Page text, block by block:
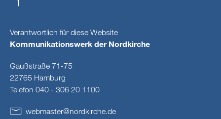
Verantwortlich für diese Website
Kommunikationswerk der Nordkirche
Gaußstraße 71-75
22765 Hamburg
Telefon 040 - 306 20 1100
webmaster@nordkirche.de